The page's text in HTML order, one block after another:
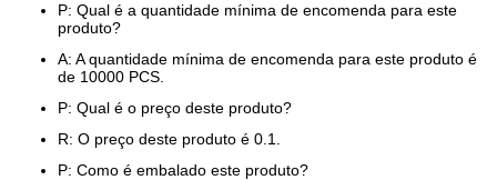
P: Qual é a quantidade mínima de encomenda para este
produto?
A: A quantidade mínima de encomenda para este produto é
de 10000 PCS.
P: Qual é o preço deste produto?
R: O preço deste produto é 0.1.
P: Como é embalado este produto?